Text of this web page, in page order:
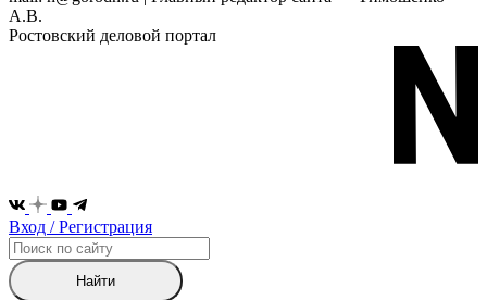
А.В.
Ростовский деловой портал
Вход / Регистрация
Найти